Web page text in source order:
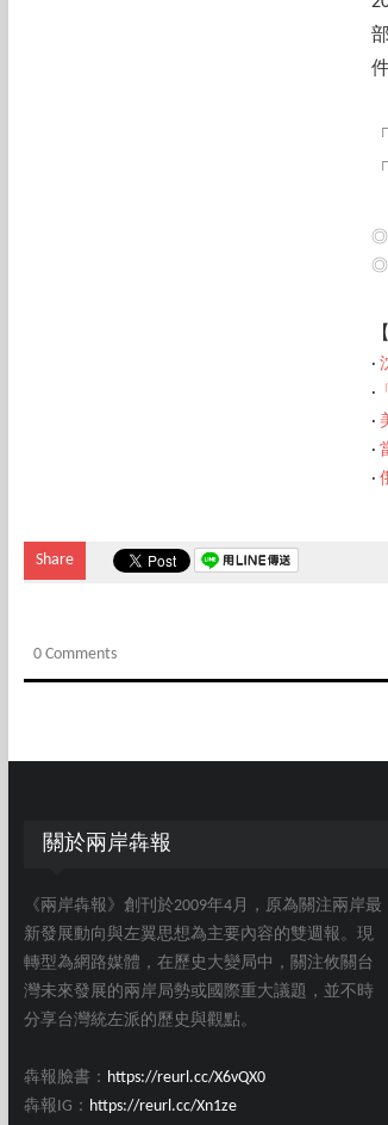
◎
◎
‧
‧
‧
‧
‧
Share
0 Comments
關於兩岸犇報
《兩岸犇報》創刊於2009年4月，原為關注兩岸最
新發展動向與左翼思想為主要內容的雙週報。現
轉型為網路媒體，在歷史大變局中，關注攸關台
灣未來發展的兩岸局勢或國際重大議題，並不時
分享台灣統左派的歷史與觀點。
犇報臉書： https://reurl.cc/X6vQX0
犇報IG： https://reurl.cc/Xn1ze